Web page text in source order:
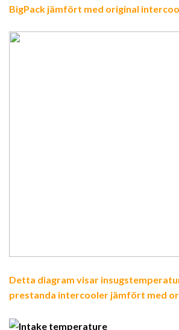
BigPack jämfört med original
Detta diagram visar
prestanda intercooler jämfört med